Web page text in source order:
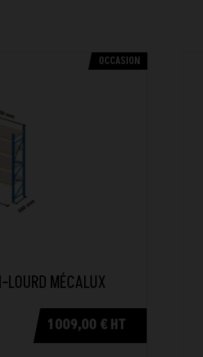
OCCASION
MÉCALUX
1 009,00 € HT